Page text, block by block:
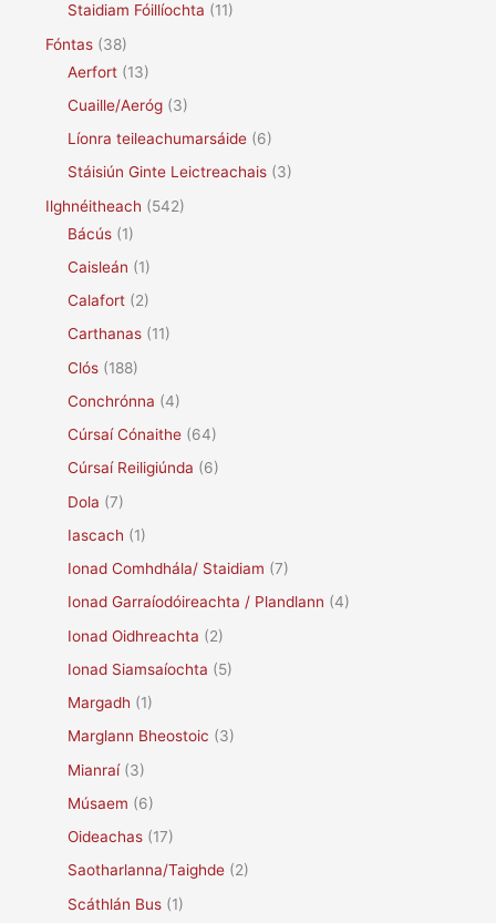
Staidiam Fóillíochta (11)
Fóntas (38)
Aerfort (13)
Cuaille/Aeróg (3)
Líonra teileachumarsáide (6)
Stáisiún Ginte Leictreachais (3)
Ilghnéitheach (542)
Bácús (1)
Caisleán (1)
Calafort (2)
Carthanas (11)
Clós (188)
Conchrónna (4)
Cúrsaí Cónaithe (64)
Cúrsaí Reiligiúnda (6)
Dola (7)
Iascach (1)
Ionad Comhdhála/ Staidiam (7)
Ionad Garraíodóireachta / Plandlann (4)
Ionad Oidhreachta (2)
Ionad Siamsaíochta (5)
Margadh (1)
Marglann Bheostoic (3)
Mianraí(3)
Músaem (6)
Oideachas (17)
Saotharlanna/Taighde (2)
Scáthlán Bus (1)